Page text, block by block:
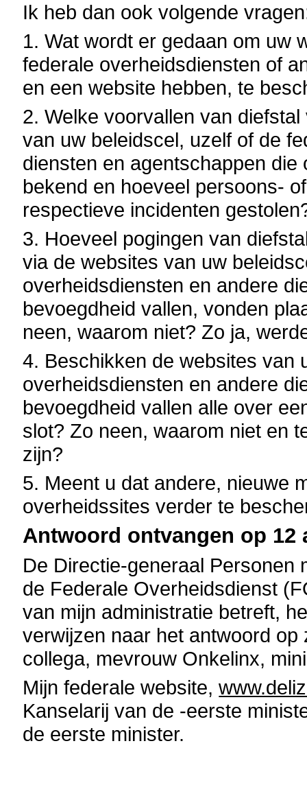
Ik heb dan ook volgende
1. Wat wordt er gedaan om uw
federale overheidsdiensten of
en een website hebben, te
2. Welke voorvallen van
van uw beleidscel, uzelf of de
diensten en agentschappen
bekend en hoeveel persoons-
respectieve incidenten
3. Hoeveel pogingen van
via de websites van uw
overheidsdiensten en andere
bevoegdheid vallen, vonden
neen, waarom niet? Zo ja,
4. Beschikken de websites van
overheidsdiensten en andere
bevoegdheid vallen alle over
slot? Zo neen, waarom niet en
zijn?
5. Meent u dat andere, nieuwe
overheidssites verder te
Antwoord ontvangen op 12
De Directie-generaal Personen
de Federale Overheidsdienst
van mijn administratie betreft,
verwijzen naar het antwoord
collega, mevrouw Onkelinx,
Mijn federale website,
Kanselarij van de -eerste
de eerste minister.